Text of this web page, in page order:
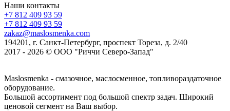
Наши контакты
+7 812 409 93 59
+7 812 409 93 59
zakaz@maslosmenka.com
194201, г. Санкт-Петербург, проспект Тореза, д. 2/40
2017 - 2026 © ООО "Риччи Северо-Запад"
Maslosmenka - смазочное, маслосменное, топливораздаточное
оборудование.
Большой ассортимент под большой спектр задач. Широкий
ценовой сегмент на Ваш выбор.